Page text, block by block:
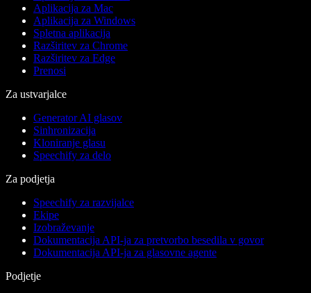
Aplikacija za Mac
Aplikacija za Windows
Spletna aplikacija
Razširitev za Chrome
Razširitev za Edge
Prenosi
Za ustvarjalce
Generator AI glasov
Sinhronizacija
Kloniranje glasu
Speechify za delo
Za podjetja
Speechify za razvijalce
Ekipe
Izobraževanje
Dokumentacija API-ja za pretvorbo besedila v govor
Dokumentacija API-ja za glasovne agente
Podjetje